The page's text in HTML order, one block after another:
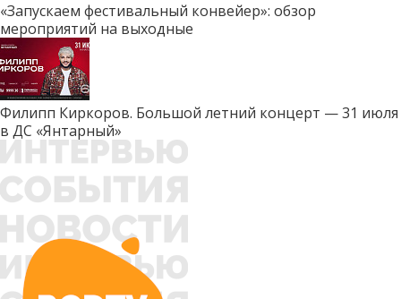
«Запускаем фестивальный конвейер»: обзор
мероприятий на выходные
Филипп Киркоров. Большой летний концерт — 31 июля
в ДС «Янтарный»